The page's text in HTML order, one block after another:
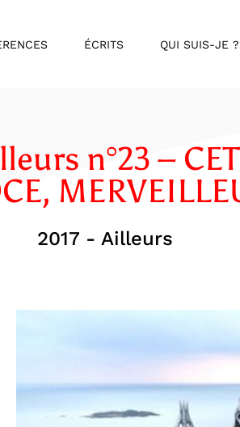
ÉCRITS QUI SUIS-JE ?
n°23 –
2017 - Ailleurs